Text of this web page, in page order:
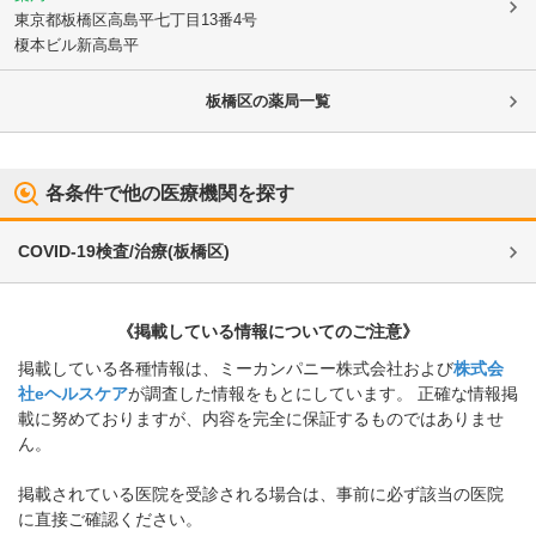
東京都板橋区高島平七丁目13番4号
榎本ビル新高島平
板橋区の薬局一覧
各条件で他の医療機関を探す
COVID-19検査/治療(板橋区)
《掲載している情報についてのご注意》
掲載している各種情報は、ミーカンパニー株式会社および株式会
社eヘルスケアが調査した情報をもとにしています。 正確な情報掲
載に努めておりますが、内容を完全に保証するものではありませ
ん。
掲載されている医院を受診される場合は、事前に必ず該当の医院
に直接ご確認ください。